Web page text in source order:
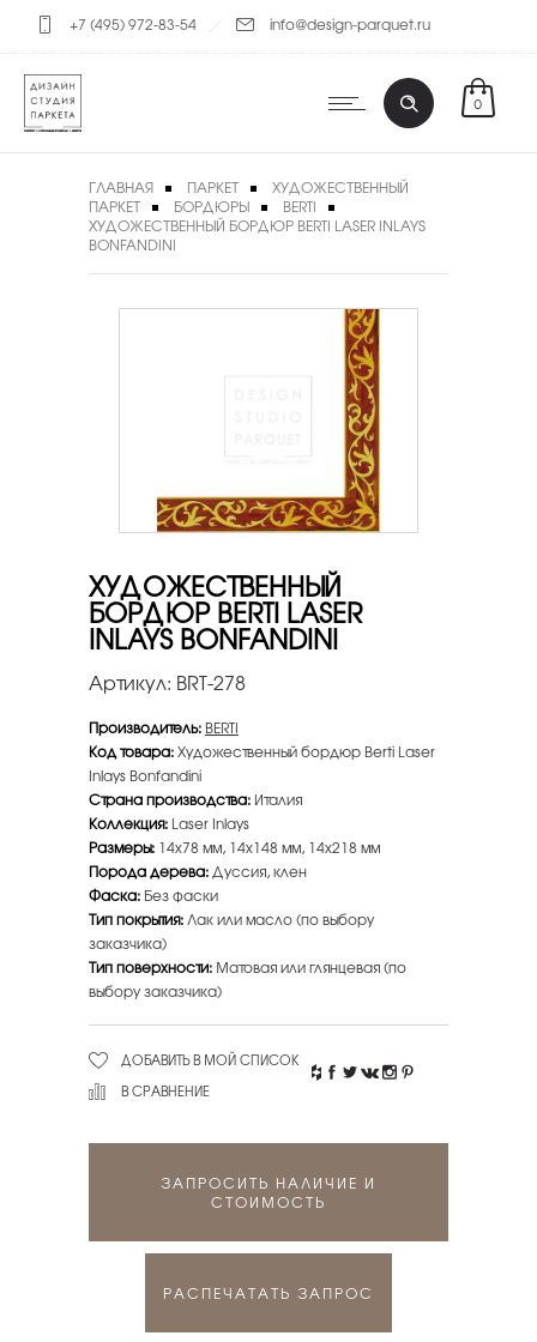
+7 (495) 972-83-54 info@design-parquet.ru
0
ГЛАВНАЯ ПАРКЕТ
ХУДОЖЕСТВЕННЫЙ
ПАРКЕТ
БОРДЮРЫ
BERTI
ХУДОЖЕСТВЕННЫЙ БОРДЮР BERTI LASER INLAYS
BONFANDINI
ХУДОЖЕСТВЕННЫЙ
БОРДЮР BERTI LASER
INLAYS BONFANDINI
Артикул: BRT-278
Производитель: BERTI
Код товара:Художественный бордюр Berti Laser
Inlays Bonfandini
Страна производства: Италия
Коллекция: Laser Inlays
Размеры: 14х78 мм, 14х148 мм, 14х218 мм
Порода дерева:Дуссия, клен
Фаска: Без фаски
Тип покрытия:Лак или масло (по выбору
заказчика)
Тип поверхности: Матовая или глянцевая (по
выбору заказчика)
ДОБАВИТЬ В МОЙ СПИСОК
В СРАВНЕНИЕ
ЗАПРОСИТЬ НАЛИЧИЕ И
СТОИМОСТЬ
РАСПЕЧАТАТЬ ЗАПРОС